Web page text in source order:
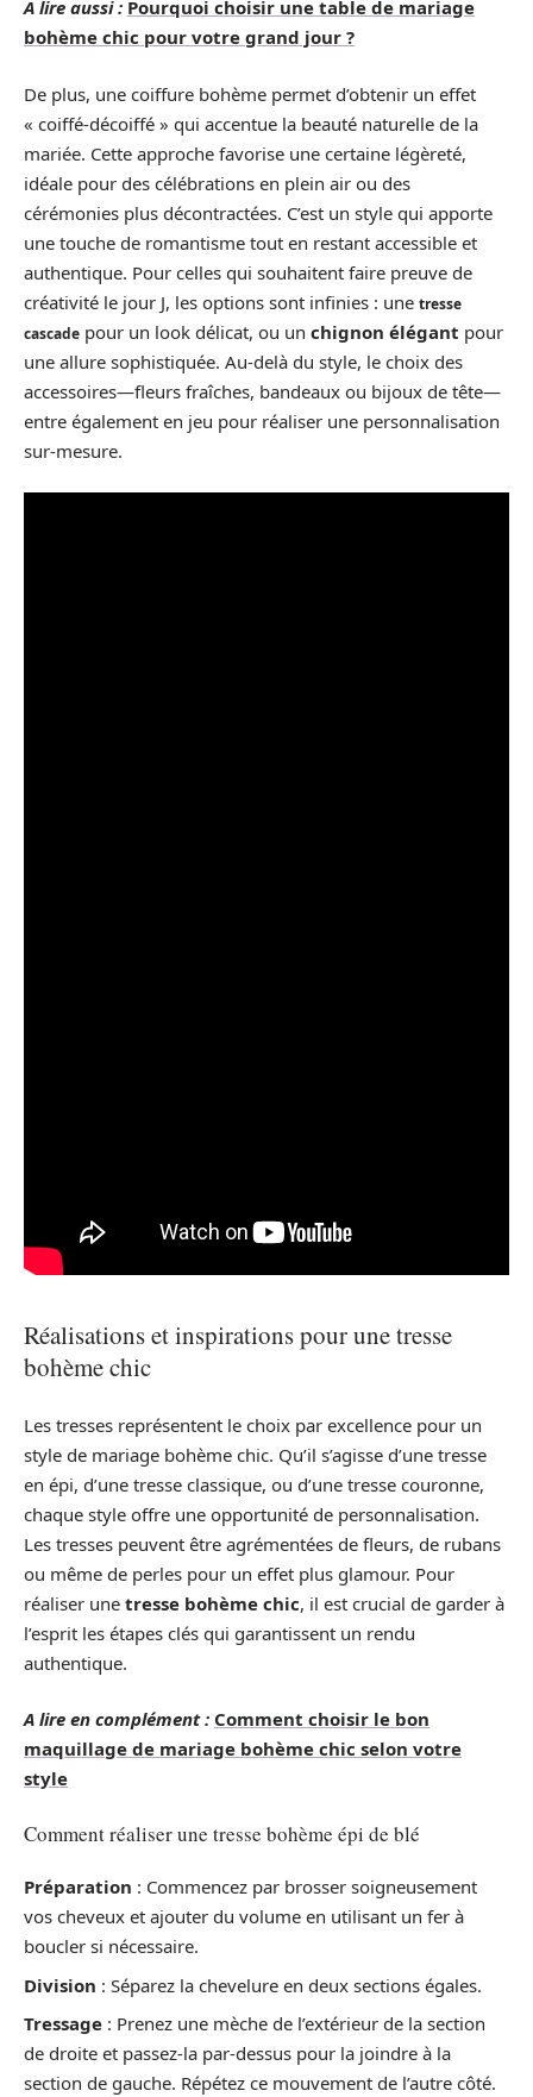
A lire aussi : Pourquoi choisir une table de mariage
bohème chic pour votre grand jour ?
De plus, une coiffure bohème permet d’obtenir un effet
« coiffé-décoiffé » qui accentue la beauté naturelle de la
mariée. Cette approche favorise une certaine légèreté,
idéale pour des célébrations en plein air ou des
cérémonies plus décontractées. C’est un style qui apporte
une touche de romantisme tout en restant accessible et
authentique. Pour celles qui souhaitent faire preuve de
créativité le jour J, les options sont infinies : une tresse
cascade pour un look délicat, ou un chignon élégant pour
une allure sophistiquée. Au-delà du style, le choix des
accessoires—fleurs fraîches, bandeaux ou bijoux de tête—
entre également en jeu pour réaliser une personnalisation
sur-mesure.
Réalisations et inspirations pour une tresse
bohème chic
Les tresses représentent le choix par excellence pour un
style de mariage bohème chic. Qu’il s’agisse d’une tresse
en épi, d’une tresse classique, ou d’une tresse couronne,
chaque style offre une opportunité de personnalisation.
Les tresses peuvent être agrémentées de fleurs, de rubans
ou même de perles pour un effet plus glamour. Pour
réaliser une tresse bohème chic, il est crucial de garder à
l’esprit les étapes clés qui garantissent un rendu
authentique.
A lire en complément : Comment choisir le bon
maquillage de mariage bohème chic selon votre
style
Comment réaliser une tresse bohème épi de blé
Préparation : Commencez par brosser soigneusement
vos cheveux et ajouter du volume en utilisant un fer à
boucler si nécessaire.
Division : Séparez la chevelure en deux sections égales.
Tressage : Prenez une mèche de l’extérieur de la section
de droite et passez-la par-dessus pour la joindre à la
section de gauche. Répétez ce mouvement de l’autre côté.